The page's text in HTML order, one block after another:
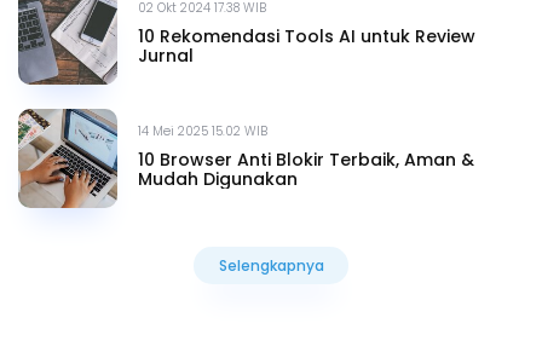
02 Okt 2024 17.38 WIB
10 Rekomendasi Tools AI untuk Review
Jurnal
14 Mei 2025 15.02 WIB
10 Browser Anti Blokir Terbaik, Aman &
Mudah Digunakan
Selengkapnya